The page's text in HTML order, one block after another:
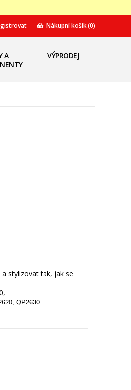
Nákupní košík(0)
A
VÝPRODEJ
stylizovat tak, jak se
QP2630